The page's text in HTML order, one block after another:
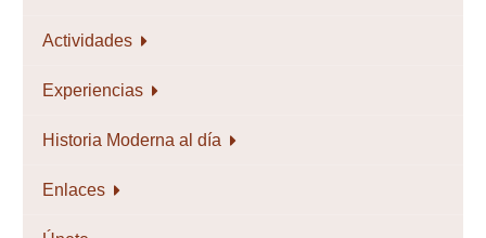
Actividades
Experiencias
Historia Moderna al día
Enlaces